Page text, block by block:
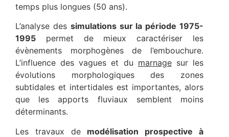
temps plus longues (50 ans).
L’analyse des simulations sur la période 1975-
1995 permet de mieux caractériser les
évènements morphogènes de l’embouchure.
L’influence des vagues et du marnagesur les
évolutions morphologiques des zones
subtidales et intertidales est importantes, alors
que les apports fluviaux semblent moins
déterminants.
Les travaux de modélisation prospective à